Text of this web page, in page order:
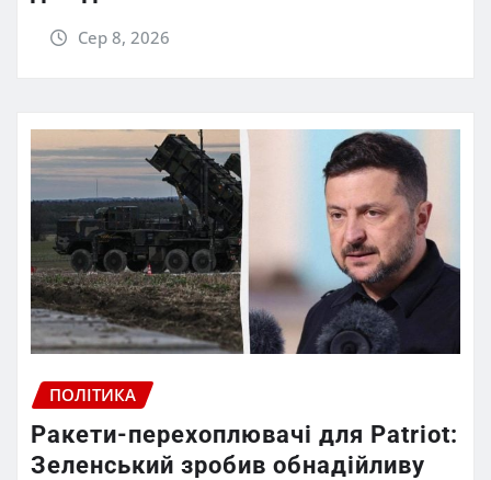
Сер 8, 2026
ПОЛІТИКА
Ракети-перехоплювачі для Patriot:
Зеленський зробив обнадійливу